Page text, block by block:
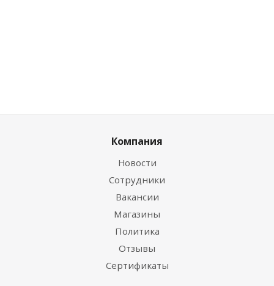
Компания
Новости
Сотрудники
Вакансии
Магазины
Политика
Отзывы
Сертификаты